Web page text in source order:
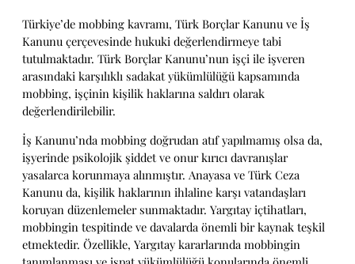
Türkiye’de mobbing kavramı, Türk Borçlar Kanunu ve İş
Kanunu çerçevesinde hukuki değerlendirmeye tabi
tutulmaktadır. Türk Borçlar Kanunu’nun işçi ile işveren
arasındaki karşılıklı sadakat yükümlülüğü kapsamında
mobbing, işçinin kişilik haklarına saldırı olarak
değerlendirilebilir.
İş Kanunu’nda mobbing doğrudan atıf yapılmamış olsa da,
işyerinde psikolojik şiddet ve onur kırıcı davranışlar
yasalarca korunmaya alınmıştır. Anayasa ve Türk Ceza
Kanunu da, kişilik haklarının ihlaline karşı vatandaşları
koruyan düzenlemeler sunmaktadır. Yargıtay içtihatları,
mobbingin tespitinde ve davalarda önemli bir kaynak teşkil
etmektedir. Özellikle, Yargıtay kararlarında mobbingin